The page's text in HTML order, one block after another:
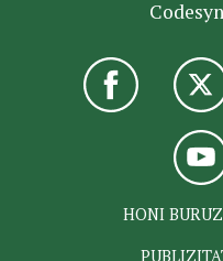
HONI BURUZ